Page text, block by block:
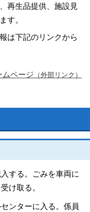
再生品提供、施設見
す。
は下記のリンクから
ムページ （外部リンク）
する。ごみを車両に
け取る。
ンターに入る。係員